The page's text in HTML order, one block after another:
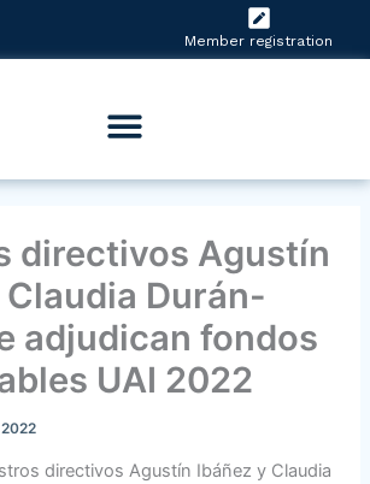
Member registration
directivos Agustín
Claudia Durán-
adjudican fondos
UAI 2022
directivos Agustín Ibáñez y Claudia